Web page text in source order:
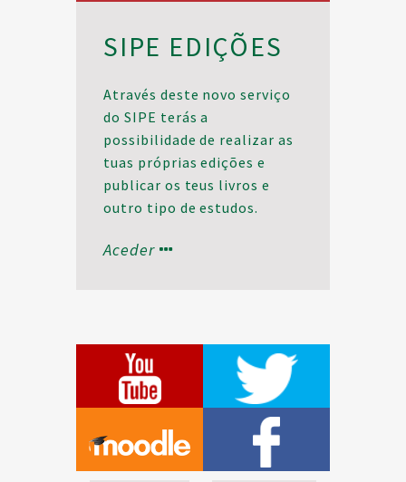
SIPE EDIÇÕES
Através deste novo serviço
do SIPE terás a
possibilidade de realizar as
tuas próprias edições e
publicar os teus livros e
outro tipo de estudos.
email para
Aceder